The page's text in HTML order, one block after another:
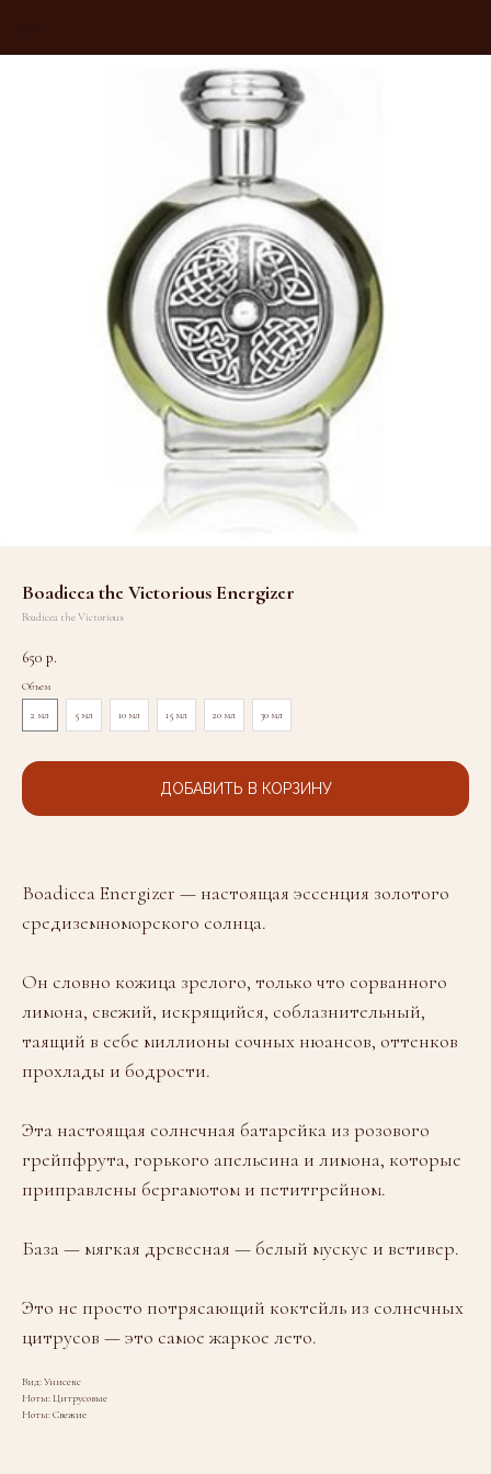
Boadicea the Victorious Energizer
Boadicea the Victorious
650 р.
Объем
2 мл 5 мл 10 мл 15 мл 20 мл 30 мл
ДОБАВИТЬ В КОРЗИНУ
Boadicea Energizer — настоящая эссенция золотого
средиземноморского солнца.
Он словно кожица зрелого, только что сорванного
лимона, свежий, искрящийся, соблазнительный,
таящий в себе миллионы сочных нюансов, оттенков
прохлады и бодрости.
Эта настоящая солнечная батарейка из розового
грейпфрута, горького апельсина и лимона, которые
приправлены бергамотом и петитгрейном.
База — мягкая древесная — белый мускус и ветивер.
Это не просто потрясающий коктейль из солнечных
цитрусов — это самое жаркое лето.
Вид: Унисекс
Ноты: Цитрусовые
Ноты: Свежие